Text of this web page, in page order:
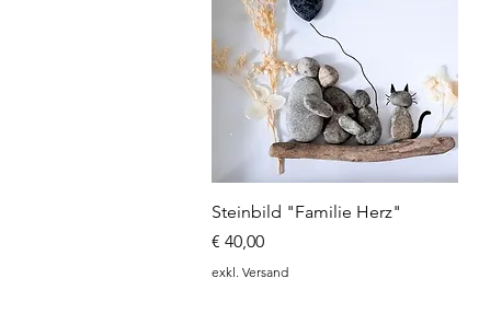
Schnellansicht
Steinbild "Familie Herz"
Preis
€ 40,00
exkl. Versand